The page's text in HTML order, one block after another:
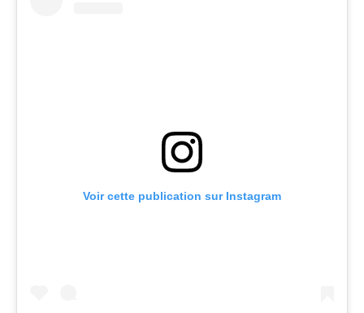
Voir cette publication sur Instagram